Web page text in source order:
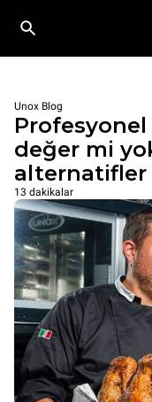
Unox Blog
Profesyonel
değer mi
alternatifler
13 dakikalar